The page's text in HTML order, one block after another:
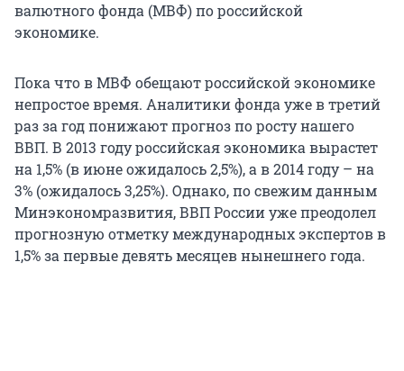
валютного фонда (МВФ) по российской
экономике.
Пока что в МВФ обещают российской экономике
непростое время. Аналитики фонда уже в третий
раз за год понижают прогноз по росту нашего
ВВП. В 2013 году российская экономика вырастет
на 1,5% (в июне ожидалось 2,5%), а в 2014 году – на
3% (ожидалось 3,25%). Однако, по свежим данным
Минэкономразвития, ВВП России уже преодолел
прогнозную отметку международных экспертов в
1,5% за первые девять месяцев нынешнего года.